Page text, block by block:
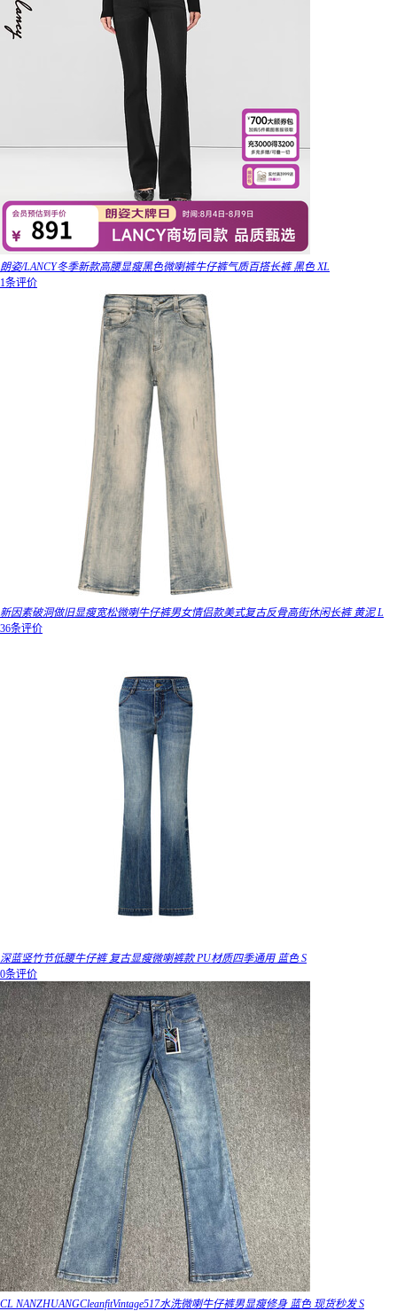
朗姿/LANCY冬季新款高腰显瘦黑色微喇裤牛仔裤气质百搭长裤 黑色 XL
1条评价
新因素破洞做旧显瘦宽松微喇牛仔裤男女情侣款美式复古反骨高街休闲长裤 黄泥 L
36条评价
深蓝竖竹节低腰牛仔裤 复古显瘦微喇裤款 PU材质四季通用 蓝色 S
0条评价
CL NANZHUANGCleanfitVintage517水洗微喇牛仔裤男显瘦修身 蓝色 现货秒发 S